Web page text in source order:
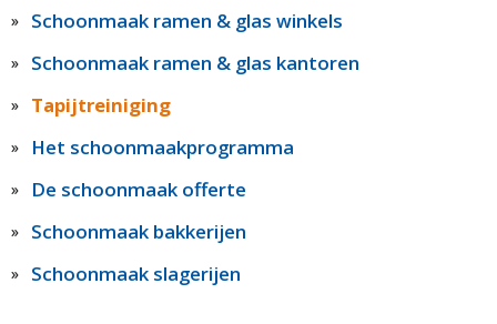
Schoonmaak ramen & glas winkels
Schoonmaak ramen & glas kantoren
Tapijtreiniging
Het schoonmaakprogramma
De schoonmaak offerte
Schoonmaak bakkerijen
Schoonmaak slagerijen